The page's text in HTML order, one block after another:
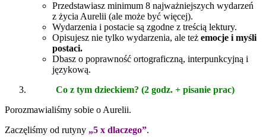
Przedstawiasz minimum 8 najważniejszych wydarzeń
z życia Aurelii (ale może być więcej).
Wydarzenia i postacie są zgodne z treścią lektury.
Opisujesz nie tylko wydarzenia, ale też emocje i myśli
postaci.
Dbasz o poprawność ortograficzną, interpunkcyjną i
językową.
Co z tym dzieckiem? (2 godz. + pisanie prac)
Porozmawialiśmy sobie o Aurelii.
Zaczęliśmy od rutyny „5 x dlaczego”.